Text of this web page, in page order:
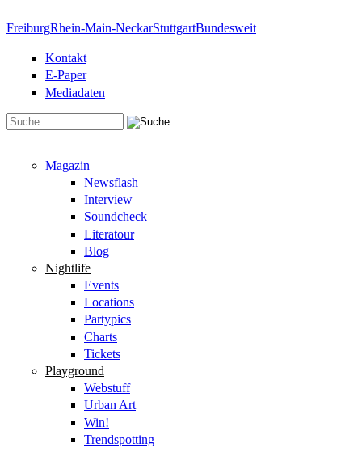
FreiburgRhein-Main-NeckarStuttgartBundesweit
Kontakt
E-Paper
Mediadaten
Magazin
Newsflash
Interview
Soundcheck
Literatour
Blog
Nightlife
Events
Locations
Partypics
Charts
Tickets
Playground
Webstuff
Urban Art
Win!
Trendspotting